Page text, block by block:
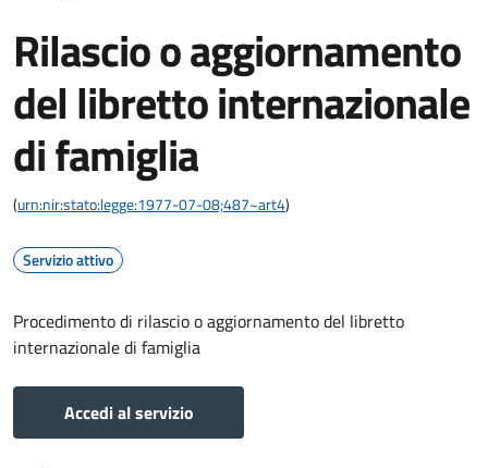
Rilascio o aggiornamento
del libretto internazionale
di famiglia
(urn:nir:stato:legge:1977-07-08;487~art4)
Servizio attivo
Procedimento di rilascio o aggiornamento del libretto
internazionale di famiglia
Accedi al servizio